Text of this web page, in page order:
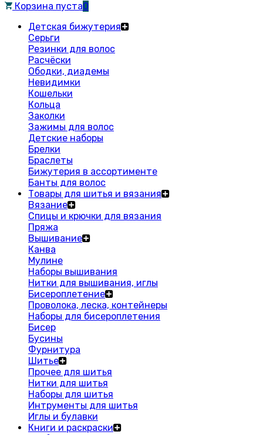
Корзина пуста0
Детская бижутерия
Серьги
Резинки для волос
Расчёски
Ободки, диадемы
Невидимки
Кошельки
Кольца
Заколки
Зажимы для волос
Детские наборы
Брелки
Браслеты
Бижутерия в ассортименте
Банты для волос
Товары для шитья и вязания
Вязание
Спицы и крючки для вязания
Пряжа
Вышивание
Канва
Мулине
Наборы вышивания
Нитки для вышивания, иглы
Бисероплетение
Проволока, леска, контейнеры
Наборы для бисероплетения
Бисер
Бусины
Фурнитура
Шитье
Прочее для шитья
Нитки для шитья
Наборы для шитья
Интрументы для шитья
Иглы и булавки
Книги и раскраски